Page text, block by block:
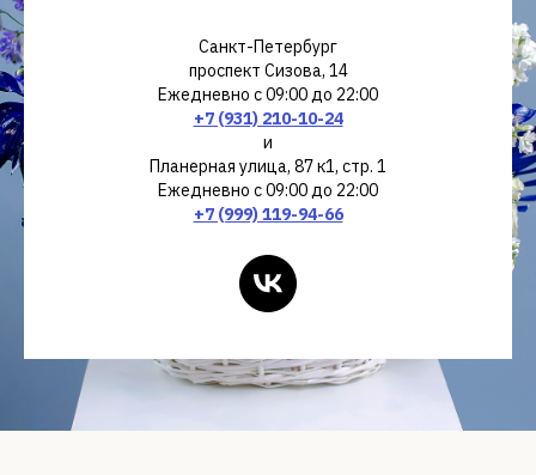
Санкт-Петербург
проспект Сизова, 14
Ежедневно с 09:00 до 22:00
+7 (931) 210-10-24
и
Планерная улица, 87 к1, стр. 1
Ежедневно с 09:00 до 22:00
+7 (999) 119-94-66